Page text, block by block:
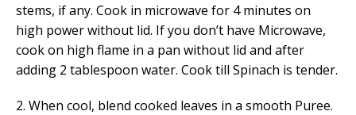
stems, if any. Cook in microwave for 4 minutes on
high power without lid. If you don’t have Microwave,
cook on high flame in a pan without lid and after
adding 2 tablespoon water. Cook till Spinach is tender.
2. When cool, blend cooked leaves in a smooth Puree.